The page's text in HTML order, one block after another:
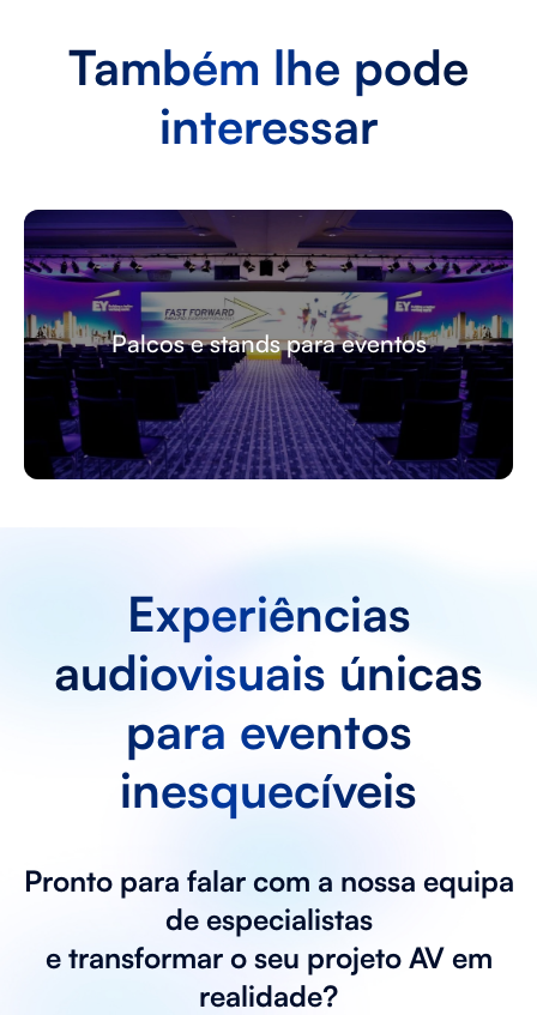
Também lhe pode
interessar
Serviço de streaming para eventos
Experiências
audiovisuais únicas
para eventos
inesquecíveis
Pronto para falar com a nossa equipa
de especialistas
e transformar o seu projeto AV em
realidade?